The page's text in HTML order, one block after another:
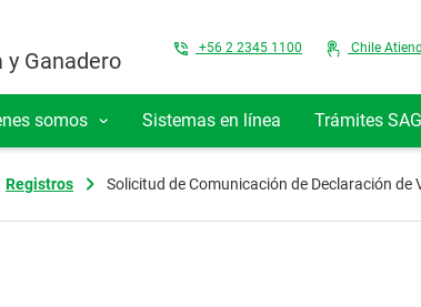
Ganadero Top Menu
+56 2 2345 1100 Chile
somos Sistemas en línea Trámites SAG
Registros Solicitud de Comunicación de Declaración